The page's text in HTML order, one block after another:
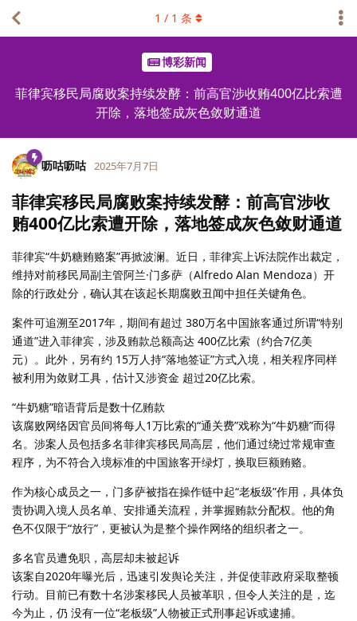
博彩新闻
菲律宾移民局腐败案持续发酵：前高官涉收贿400亿比索遭
开除，落地签成灰色敛财通道
1 / 1 条
呖咕呖咕 2025年7月7日
菲律宾移民局腐败案持续发酵：前高官涉收
贿400亿比索遭开除，落地签成灰色敛财通道
菲律宾“牛奶糖贿赂案”再掀波澜。近日，菲律宾上诉法院作出裁定，
维持对前移民局副主管阿兰·门多萨（Alfredo Alan Mendoza）开
除的行政处分，确认其在该起长期腐败丑闻中担任关键角色。
案件可追溯至2017年，期间有超过 380万名中国旅客通过所谓“特别
通道”进入菲律宾，涉及贿款总额高达 400亿比索（约合7亿美
元）。此外，另有约 15万人持“落地签证”方式入境，相关程序同样
被利用为敛财工具，估计又涉资金 超过20亿比索。
“牛奶糖”暗语背后是数十亿贿款
该腐败网络因官员间将每人1万比索的“通关费”戏称为“牛奶糖”而得
名。涉案人员包括多名菲律宾移民局高层，他们通过绕过常规审查
程序，为不符合入境标准的中国旅客开绿灯，换取巨额贿赂。
作为核心成员之一，门多萨被指在操作链中起“老板级”作用，具体负
责协调入境人员名单、安排通关流程，并掌握贿款分配权。他的角
色不仅限于“放行”，更被认为是整个操作网络的组织者之一。
多名官员遭免职，高层却未被起诉
该案自2020年曝光后，迅速引发舆论关注，并促使菲政府采取整顿
行动。目前已有数十名涉案移民人员被革职，但令人关注的是，迄
今为止，仍 没有一位“老板级”人物被正式刑事起诉或逮捕。